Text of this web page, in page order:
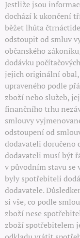
Jestliže jsou
dochází k ukončení
běžet lhůta
odstoupit od smluv
občanského
dodávku
jejich originální
upraveného podle
zboží nebo služeb,
finančního trhu
smlouvy
odstoupení od
dodavateli doručeno
dodavateli musí být
v původním stavu se
byly spotřebiteli
dodavatele.
si vše, co podle
zboží nese
zboží spotřebitelem